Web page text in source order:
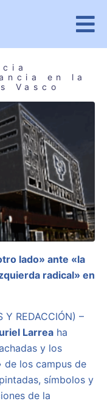
en la
Vasco
lado» ante «la
radical» en
Y REDACCIÓN) –
Larrea ha
y los
de los campus de
símbolos y
de la